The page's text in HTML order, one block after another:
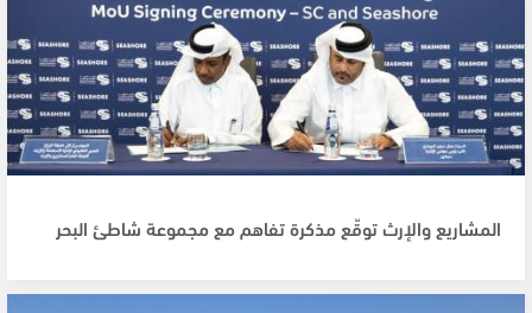
المشاريع والإرث توقّع مذكرة تفاهم مع مجموعة شاطئ البحر